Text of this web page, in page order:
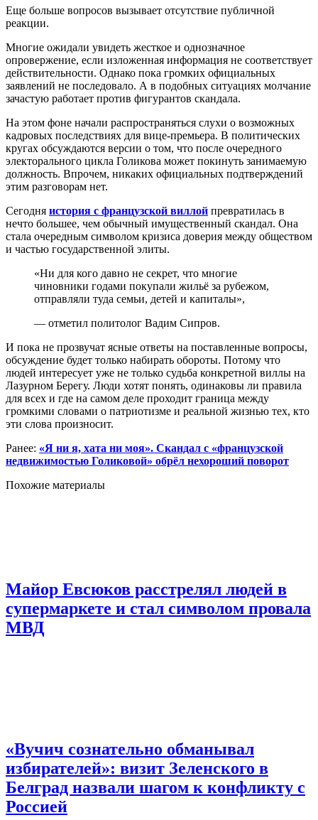
Еще больше вопросов вызывает отсутствие публичной
реакции.
Многие ожидали увидеть жесткое и однозначное
опровержение, если изложенная информация не соответствует
действительности. Однако пока громких официальных
заявлений не последовало. А в подобных ситуациях молчание
зачастую работает против фигурантов скандала.
На этом фоне начали распространяться слухи о возможных
кадровых последствиях для вице-премьера. В политических
кругах обсуждаются версии о том, что после очередного
электорального цикла Голикова может покинуть занимаемую
должность. Впрочем, никаких официальных подтверждений
этим разговорам нет.
Сегодня история с французской виллой превратилась в
нечто большее, чем обычный имущественный скандал. Она
стала очередным символом кризиса доверия между обществом
и частью государственной элиты.
«Ни для кого давно не секрет, что многие
чиновники годами покупали жильё за рубежом,
отправляли туда семьи, детей и капиталы»,
— отметил политолог Вадим Сипров.
И пока не прозвучат ясные ответы на поставленные вопросы,
обсуждение будет только набирать обороты. Потому что
людей интересует уже не только судьба конкретной виллы на
Лазурном Берегу. Люди хотят понять, одинаковы ли правила
для всех и где на самом деле проходит граница между
громкими словами о патриотизме и реальной жизнью тех, кто
эти слова произносит.
Ранее: «Я ни я, хата ни моя». Скандал с «французской
недвижимостью Голиковой» обрёл нехороший поворот
Похожие материалы
Майор Евсюков расстрелял людей в
супермаркете и стал символом провала
МВД
«Вучич сознательно обманывал
избирателей»: визит Зеленского в
Белград назвали шагом к конфликту с
Россией